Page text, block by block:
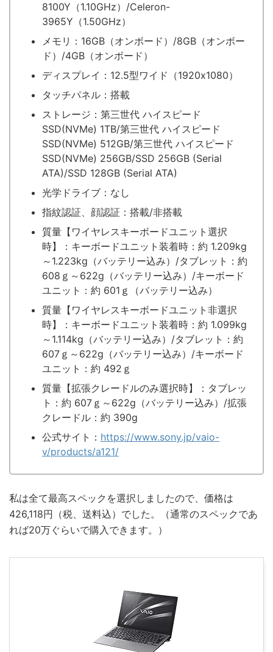
8100Y（1.10GHz）/Celeron-
3965Y（1.50GHz）
メモリ：16GB（オンボード）/8GB（オンボー
ド）/4GB（オンボード）
ディスプレイ：12.5型ワイド（1920x1080）
タッチパネル：搭載
ストレージ：第三世代 ハイスピード
SSD(NVMe) 1TB/第三世代 ハイスピード
SSD(NVMe) 512GB/第三世代 ハイスピード
SSD(NVMe) 256GB/SSD 256GB (Serial
ATA)/SSD 128GB (Serial ATA)
光学ドライブ：なし
指紋認証、顔認証：搭載/非搭載
質量【ワイヤレスキーボードユニット選択
時】：キーボードユニット装着時：約 1.209kg
～1.223kg（バッテリー込み）/タブレット：約
608ｇ～622g（バッテリー込み）/キーボード
ユニット：約 601ｇ（バッテリー込み）
質量【ワイヤレスキーボードユニット非選択
時】：キーボードユニット装着時：約 1.099kg
～1.114kg（バッテリー込み）/タブレット：約
607ｇ～622g（バッテリー込み）/キーボード
ユニット：約 492ｇ
質量【拡張クレードルのみ選択時】：タブレッ
ト：約 607ｇ～622g（バッテリー込み）/拡張
クレードル：約 390g
公式サイト： https://www.sony.jp/vaio-
v/products/a121/
私は全て最高スペックを選択しましたので、価格は
426,118円（税、送料込）でした。（通常のスペックであ
れば20万ぐらいで購入できます。）